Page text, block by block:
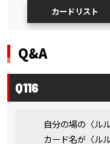
カードリスト
Q&A
Q116
自分の場の〈ル
カード名が〈ル